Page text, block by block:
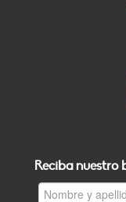
Reciba nuestro